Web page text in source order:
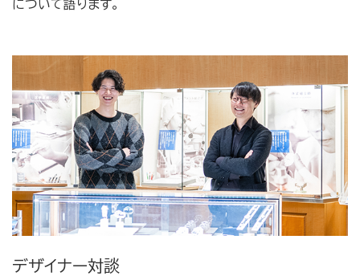
について語ります。
デザイナー対談